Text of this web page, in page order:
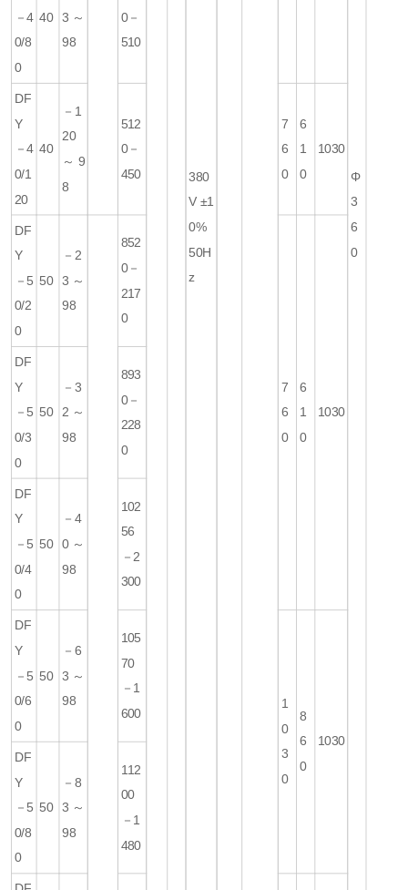
380
V ±1
0%
50H
z
Φ
3
6
0
－4
0/8
0
40
3～
98
0－
510
DF
Y
－4
0/1
20
40
－1
20
～9
8
512
0－
450
7
6
0
6
1
0
1030
DF
Y
－5
0/2
0
50
－2
3～
98
852
0－
217
0
7
6
0
6
1
0
1030
DF
Y
－5
0/3
0
50
－3
2～
98
893
0－
228
0
DF
Y
－5
0/4
0
50
－4
0～
98
102
56
－2
300
DF
Y
－5
0/6
0
50
－6
3～
98
105
70
－1
600
1
0
3
0
8
6
0
1030
DF
Y
－5
0/8
0
50
－8
3～
98
112
00
－1
480